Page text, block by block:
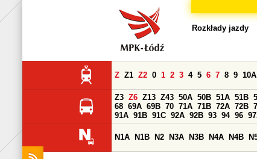
Rozkłady jazdy
Z Z1 Z2 0 1 2 3 4 5 6 7 8 9 10A
Z3 Z6 Z13 Z43 50A 50B 51A 51B
68 69A 69B 70 71A 71B 72A 72B
91A 91B 91C 92A 92B 93 94 96
N1A N1B N2 N3A N3B N4A N4B